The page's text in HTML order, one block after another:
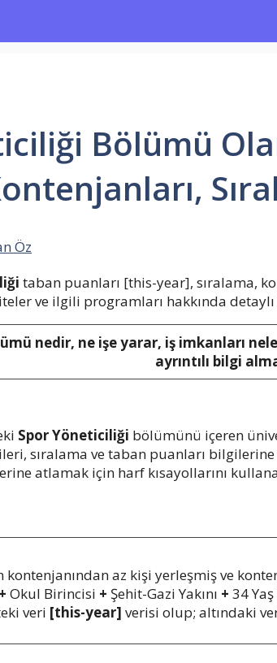
Bölümü
Öz
taban puanları [this-year], sıralama,
ve ilgili programları hakkında
nedir, ne işe yarar, iş imkanları
ayrıntılı bilgi
Spor Yöneticiliği bölümünü içeren
sıralama ve taban puanları
atlamak için harf kısayollarını
kontenjanından az kişi yerleşmiş ve
+ Okul Birincisi + Şehit-Gazi Yakını + 34
veri [this-year] verisi olup; altındaki